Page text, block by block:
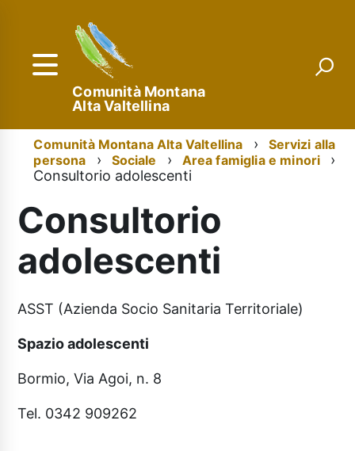
principale
Comunità Montana
Alta Valtellina
Menu
navigazione
Briciole
di
Comunità Montana Alta Valtellina
Servizi alla
persona
Sociale Area famiglia e minori
Consultorio adolescenti
Consultorio
adolescenti
ASST (Azienda Socio Sanitaria Territoriale)
Spazio adolescenti
Bormio, Via Agoi, n. 8
Tel. 0342 909262